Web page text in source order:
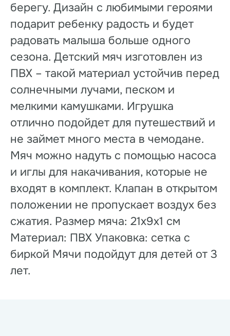
берегу. Дизайн с любимыми героями
подарит ребенку радость и будет
радовать малыша больше одного
сезона. Детский мяч изготовлен из
ПВХ – такой материал устойчив перед
солнечными лучами, песком и
мелкими камушками. Игрушка
отлично подойдет для путешествий и
не займет много места в чемодане.
Мяч можно надуть с помощью насоса
и иглы для накачивания, которые не
входят в комплект. Клапан в открытом
положении не пропускает воздух без
сжатия. Размер мяча: 21х9х1 см
Материал: ПВХ Упаковка: сетка с
биркой Мячи подойдут для детей от 3
лет.